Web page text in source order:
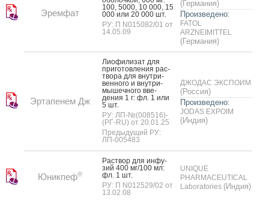
Эремфат
100, 5000, 10 000, 15
000 или 20 000 шт.
РУ: П N015082/01 от
14.05.09
(Германия)
Произведено:
FATOL
ARZNEIMITTEL
(Германия)
Эртапенем Дж
Ли­офи­лизат для
при­готов­ле­ния рас­
тво­ра для внут­ри­
вен­но­го и внут­ри­
мышеч­но­го вве­
дения 1 г: фл. 1 или
5 шт.
РУ: ЛП-№(008516)-
(РГ-RU) от 20.01.25
Предыдущий РУ:
ЛП-005483
ДЖОДАС ЭКСПОИМ
(Россия)
Произведено:
JODAS EXPOIM
(Индия)
Юникпеф®
Рас­твор для ин­фу­
зий 400 мг/100 мл:
фл. 1 шт.
РУ: П N012529/02 от
13.02.08
UNIQUE
PHARMACEUTICAL
Laboratories (Индия)